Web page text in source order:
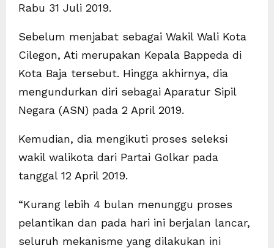
Rabu 31 Juli 2019.
Sebelum menjabat sebagai Wakil Wali Kota
Cilegon, Ati merupakan Kepala Bappeda di
Kota Baja tersebut. Hingga akhirnya, dia
mengundurkan diri sebagai Aparatur Sipil
Negara (ASN) pada 2 April 2019.
Kemudian, dia mengikuti proses seleksi
wakil walikota dari Partai Golkar pada
tanggal 12 April 2019.
“Kurang lebih 4 bulan menunggu proses
pelantikan dan pada hari ini berjalan lancar,
seluruh mekanisme yang dilakukan ini